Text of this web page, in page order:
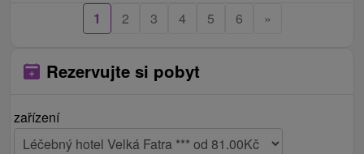
1 2 3 4 5 6 »
Rezervujte si pobyt
zařízení